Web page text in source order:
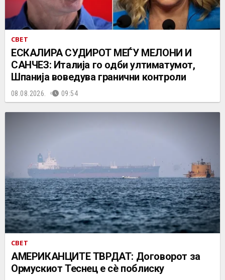
СВЕТ
ЕСКАЛИРА СУДИРОТ МЕЃУ МЕЛОНИ И
САНЧЕЗ: Италија го одби ултиматумот,
Шпанија воведува гранични контроли
08.08.2026. 09:54
СВЕТ
АМЕРИКАНЦИТЕ ТВРДАТ: Договорот за
Ормускиот Теснец е сè поблиску